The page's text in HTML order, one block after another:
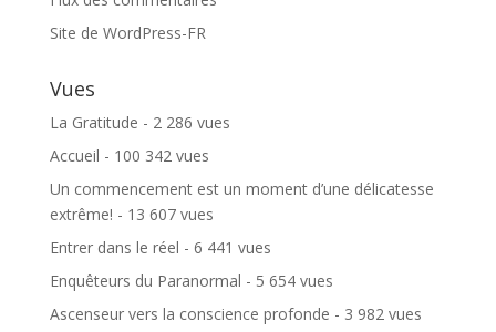
Site de WordPress-FR
Vues
La Gratitude - 2 286 vues
Accueil - 100 342 vues
Un commencement est un moment d’une délicatesse
extrême! - 13 607 vues
Entrer dans le réel - 6 441 vues
Enquêteurs du Paranormal - 5 654 vues
Ascenseur vers la conscience profonde - 3 982 vues